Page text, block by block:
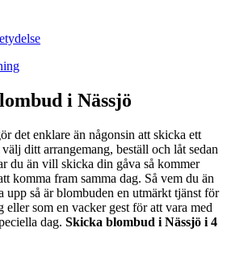
i Nässjö
det enklare än någonsin att skicka ett
ditt arrangemang, beställ och låt sedan
du än vill skicka din gåva så kommer
fram samma dag. Så vem du än
upp så är blombuden en utmärkt tjänst för
eller som en vacker gest för att vara med
dag. Skicka blombud i Nässjö i 4